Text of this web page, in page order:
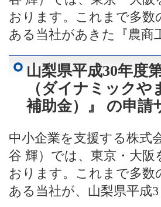
おります。これまで多数
ある当社があきた『農
山梨県平成30年度
（ダイナミック
補助金）』 の申請
中小企業を支援する株式
谷 輝）では、東京・大
おります。これまで多数
ある当社が、山梨県平成